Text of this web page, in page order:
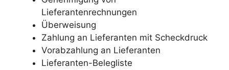
Lieferantenrechnungen
Überweisung
Zahlung an Lieferanten mit Scheckdruck
Vorabzahlung an Lieferanten
Lieferanten-Belegliste